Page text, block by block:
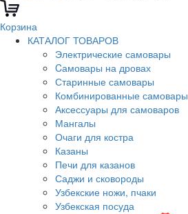
Корзина
КАТАЛОГ ТОВАРОВ
Электрические самовары
Cамовары на дровах
Старинные самовары
Комбинированные самовары
Аксессуары для самоваров
Мангалы
Очаги для костра
Казаны
Печи для казанов
Саджи и сковороды
Узбекские ножи, пчаки
Узбекская посуда